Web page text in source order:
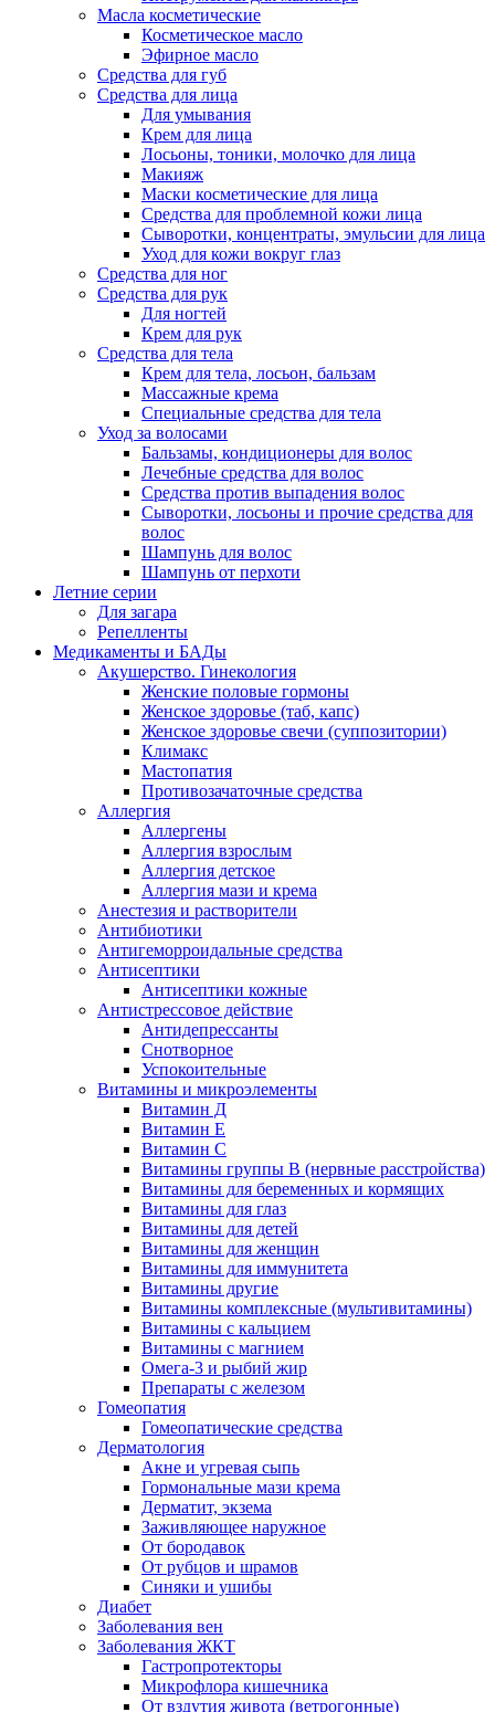
Масла косметические
Косметическое масло
Эфирное масло
Средства для губ
Средства для лица
Для умывания
Крем для лица
Лосьоны, тоники, молочко для лица
Макияж
Маски косметические для лица
Средства для проблемной кожи лица
Сыворотки, концентраты, эмульсии для лица
Уход для кожи вокруг глаз
Средства для ног
Средства для рук
Для ногтей
Крем для рук
Средства для тела
Крем для тела, лосьон, бальзам
Массажные крема
Специальные средства для тела
Уход за волосами
Бальзамы, кондиционеры для волос
Лечебные средства для волос
Средства против выпадения волос
Сыворотки, лосьоны и прочие средства для
волос
Шампунь для волос
Шампунь от перхоти
Летние серии
Для загара
Репелленты
Медикаменты и БАДы
Акушерство. Гинекология
Женские половые гормоны
Женское здоровье (таб, капс)
Женское здоровье свечи (суппозитории)
Климакс
Мастопатия
Противозачаточные средства
Аллергия
Аллергены
Аллергия взрослым
Аллергия детское
Аллергия мази и крема
Анестезия и растворители
Антибиотики
Антигеморроидальные средства
Антисептики
Антисептики кожные
Антистрессовое действие
Антидепрессанты
Снотворное
Успокоительные
Витамины и микроэлементы
Витамин Д
Витамин Е
Витамин С
Витамины группы В (нервные расстройства)
Витамины для беременных и кормящих
Витамины для глаз
Витамины для детей
Витамины для женщин
Витамины для иммунитета
Витамины другие
Витамины комплексные (мультивитамины)
Витамины с кальцием
Витамины с магнием
Омега-3 и рыбий жир
Препараты с железом
Гомеопатия
Гомеопатические средства
Дерматология
Акне и угревая сыпь
Гормональные мази крема
Дерматит, экзема
Заживляющее наружное
От бородавок
От рубцов и шрамов
Синяки и ушибы
Диабет
Заболевания вен
Заболевания ЖКТ
Гастропротекторы
Микрофлора кишечника
От вздутия живота (ветрогонные)